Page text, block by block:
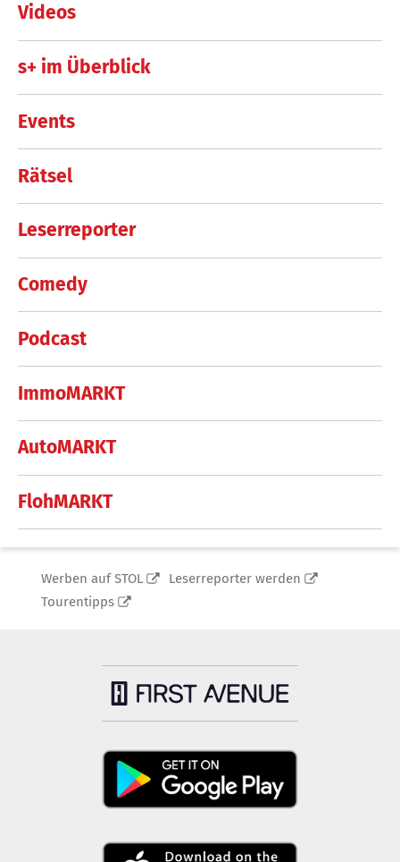
Videos
s+ im Überblick
Events
Rätsel
Leserreporter
Comedy
Podcast
ImmoMARKT
AutoMARKT
FlohMARKT
Werben auf STOL
Leserreporter werden
Tourentipps